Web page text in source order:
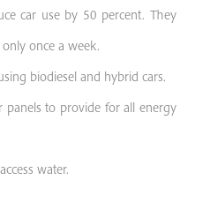
car use by 50 percent. They
once a week.
biodiesel and hybrid cars.
panels to provide for all energy
water.